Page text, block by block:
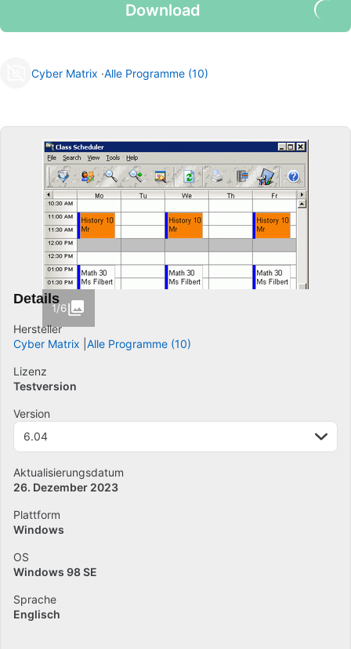
Download
Cyber Matrix Alle Programme (10)
1/6
Details
Hersteller
Cyber Matrix Alle Programme (10)
Lizenz
Testversion
Version
6.04
Aktualisierungsdatum
26. Dezember 2023
Plattform
Windows
OS
Windows 98 SE
Sprache
Englisch